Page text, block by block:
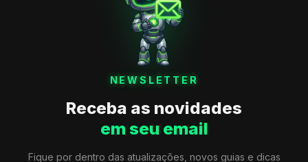
NEWSLETTER
Receba as novidades
em seu email
Fique por dentro das atualizações, novos guias e dicas